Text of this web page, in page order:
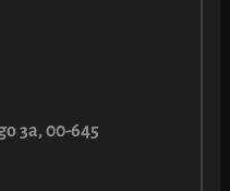
3a, 00-645